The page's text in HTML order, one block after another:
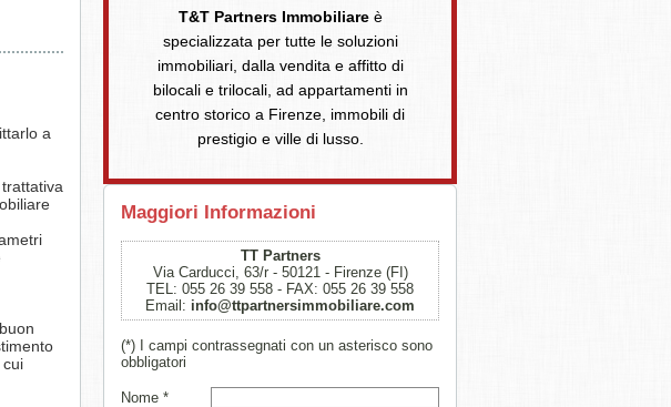
a
cui
T&T Partners Immobiliareè
specializzata per tutte le soluzioni
immobiliari, dalla vendita e affitto di
bilocali e trilocali, ad appartamenti in
centro storico a Firenze, immobili di
prestigio e ville di lusso.
Maggiori Informazioni
TT Partners
Via Carducci, 63/r - 50121 - Firenze (FI)
TEL: 055 26 39 558 - FAX: 055 26 39 558
Email: info@ttpartnersimmobiliare.com
(*) I campi contrassegnati con un asterisco sono
obbligatori
Nome *